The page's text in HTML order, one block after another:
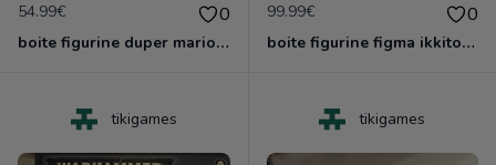
54.99€ 0
boite figurine duper mario shfiguarts neuve scelle
99.99€ 0
boite figurine figma ikkitousen neuve scelle
tikigames tikigames